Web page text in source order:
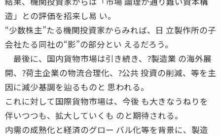
造」との評価を招来し易 い。
“少数株主”たる機関投資家からみれば、日 立製作所の子
会社たる同社の“影”の部分とい えるだろう。
最後に、国内貨物市場は引き続き、?製造業 の海外展
開、?荷主企業の物流合理化、?公共 投資の削減、等を主
因に減少基調を辿るものと 思われる。
これに対して国際貨物市場は、今後 も大きなうねりを
伴いつつも、拡大していくも のと期待される。
内需の成熟化と経済のグロー バル化等を背景に、製造